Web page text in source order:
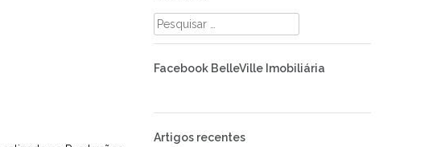
Pesquisar
por:
Facebook BelleVille Imobiliária
Artigos recentes